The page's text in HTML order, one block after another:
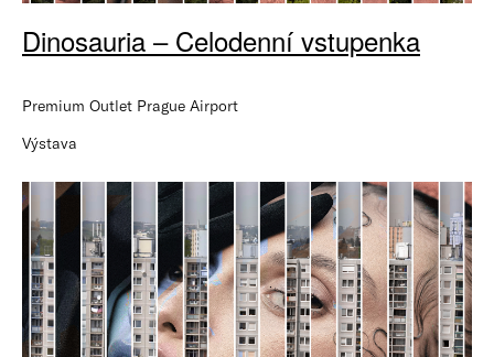
Dinosauria – Celodenní vstupenka
Premium Outlet Prague Airport
Výstava